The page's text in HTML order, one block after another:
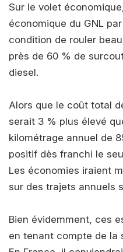
Sur le volet
économique du GNL
condition de rouler
près de 60 % de
diesel.
Alors que le coût total
serait 3 % plus élevé
kilométrage annuel de
positif dès franchi le
Les économies iraient
sur des trajets annuels
Bien évidemment, ces
en tenant compte de la